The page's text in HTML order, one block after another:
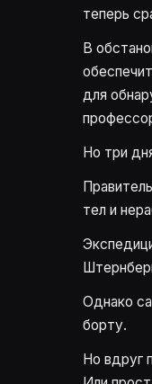
теперь
В
для
Но три
тел и
Однако
борту.
Но вдруг